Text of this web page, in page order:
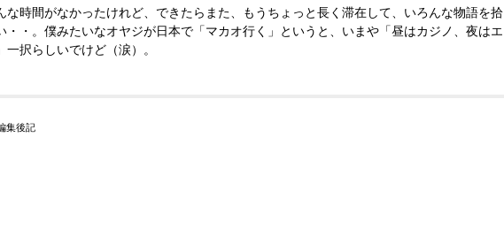
な時間がなかったけれど、できたらまた、もうちょっと長く滞在して、いろんな物語を拾
・・。僕みたいなオヤジが日本で「マカオ行く」というと、いまや「昼はカジノ、夜はエ
一択らしいでけど（涙）。
集後記